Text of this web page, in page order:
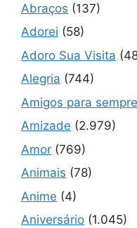
Abraços (137)
Adorei (58)
Adoro Sua Visita
Alegria (744)
Amigos para sempre
Amizade (2.979)
Amor (769)
Animais (78)
Anime (4)
Aniversário (1.045)